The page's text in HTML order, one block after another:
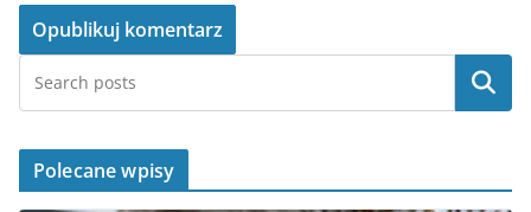
Szukaj
Polecane wpisy